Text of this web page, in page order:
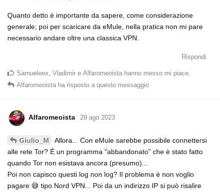
Quanto detto è importante da sapere, come considerazione
generale; poi per scaricare da eMule, nella pratica non mi pare
necessario andare oltre una classica VPN.
Rispondi
Samueleex Vladimir e Alfaromeoista hanno messo mi piace
Alfaromeoista ha risposto a questo messaggio
Alfaromeoista 29 ago 2023
Giulio_M
Allora... Con eMule sarebbe possibile connettersi
alle rete Tor? È un programma "abbandonato" che è stato fatto
quando Tor non esistava ancora (presumo)...
Poi non capisco questi log non log? Il problema è non voglio
pagare 😅 tipo Nord VPN... Poi da un indirizzo IP si può risalire